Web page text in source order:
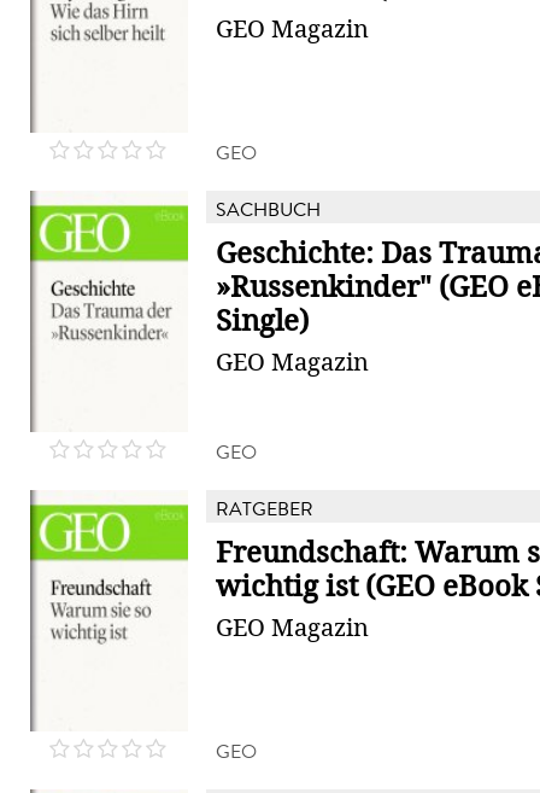
GEO Magazin
GEO
SACHBUCH
Geschichte: Das
»Russenkinder" (GEO
Single)
GEO Magazin
GEO
RATGEBER
Freundschaft: Warum
wichtig ist (GEO eBook
GEO Magazin
GEO